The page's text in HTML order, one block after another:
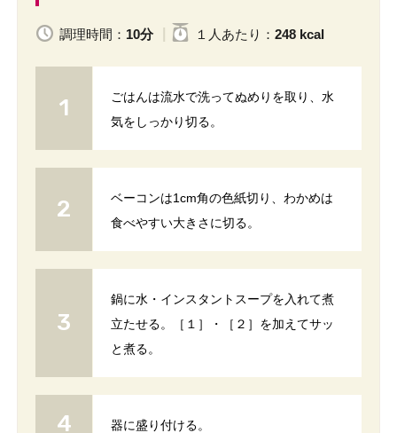
調理時間： 10分 １人 あたり ： 248 kcal
ごはんは流水で洗ってぬめりを取り、水
気をしっかり切る。
ベーコンは1cm角の色紙切り、わかめは
食べやすい大きさに切る。
鍋に水・インスタントスープを入れて煮
立たせる。［１］・［２］を加えてサッ
と煮る。
器に盛り付ける。